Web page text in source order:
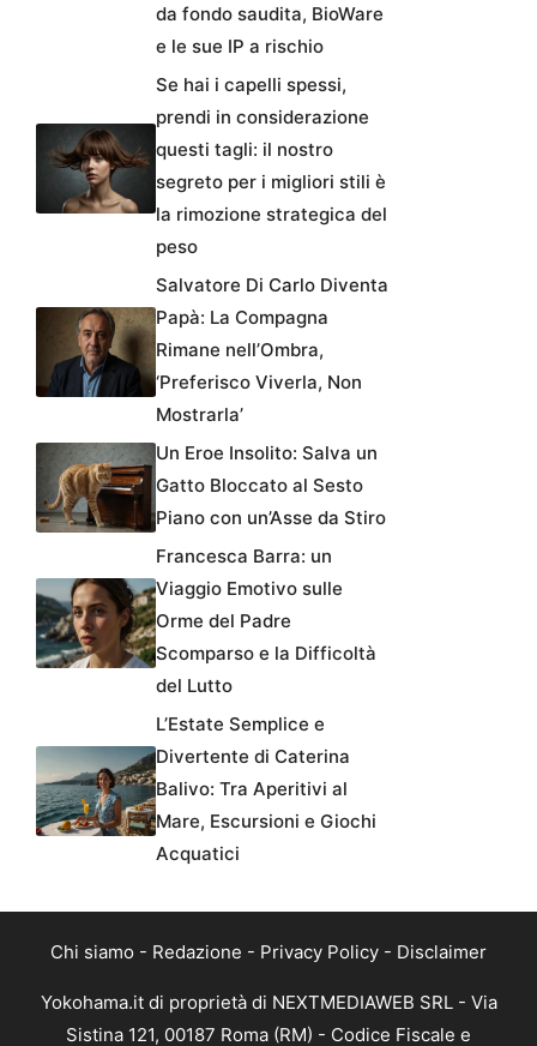
da fondo saudita, BioWare
e le sue IP a rischio
Se hai i capelli spessi,
prendi in considerazione
questi tagli: il nostro
segreto per i migliori stili è
la rimozione strategica del
peso
Salvatore Di Carlo Diventa
Papà: La Compagna
Rimane nell’Ombra,
‘Preferisco Viverla, Non
Mostrarla’
Un Eroe Insolito: Salva un
Gatto Bloccato al Sesto
Piano con un’Asse da Stiro
Francesca Barra: un
Viaggio Emotivo sulle
Orme del Padre
Scomparso e la Difficoltà
del Lutto
L’Estate Semplice e
Divertente di Caterina
Balivo: Tra Aperitivi al
Mare, Escursioni e Giochi
Acquatici
Chi siamo - Redazione - Privacy Policy - Disclaimer
Yokohama.it di proprietà di NEXTMEDIAWEB SRL - Via
Sistina 121, 00187 Roma (RM) - Codice Fiscale e